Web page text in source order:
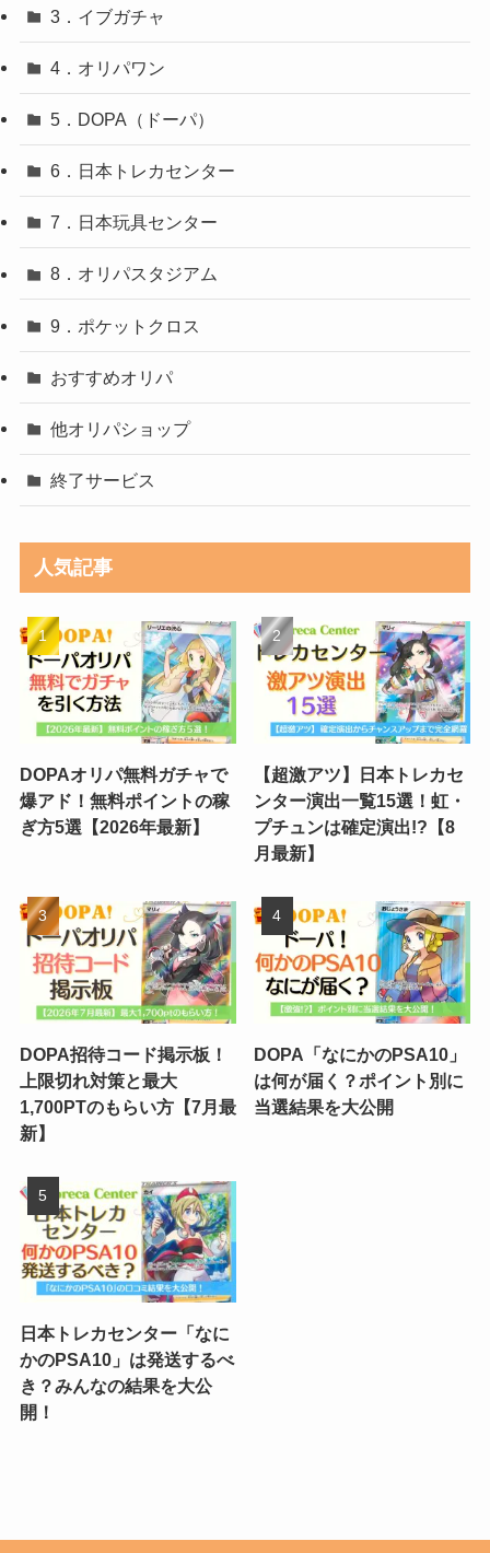
3．イブガチャ
4．オリパワン
5．DOPA（ドーパ）
6．日本トレカセンター
7．日本玩具センター
8．オリパスタジアム
9．ポケットクロス
おすすめオリパ
他オリパショップ
終了サービス
人気記事
DOPAオリパ無料ガチャで
爆アド！無料ポイントの稼
ぎ方5選【2026年最新】
【超激アツ】日本トレカセ
ンター演出一覧15選！虹・
プチュンは確定演出!?【8
月最新】
DOPA招待コード掲示板！
上限切れ対策と最大
1,700PTのもらい方【7月最
新】
DOPA「なにかのPSA10」
は何が届く？ポイント別に
当選結果を大公開
日本トレカセンター「なに
かのPSA10」は発送するべ
き？みんなの結果を大公
開！